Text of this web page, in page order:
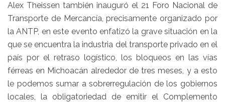
Alex Theissen también inauguró el 21 Foro Nacional de
Transporte de Mercancía, precisamente organizado por
la ANTP, en este evento enfatizó la grave situación en la
que se encuentra la industria del transporte privado en el
país por el retraso logístico, los bloqueos en las vías
férreas en Michoacán alrededor de tres meses, y a esto
le podemos sumar a sobrerregulación de los gobiernos
locales, la obligatoriedad de emitir el Complemento